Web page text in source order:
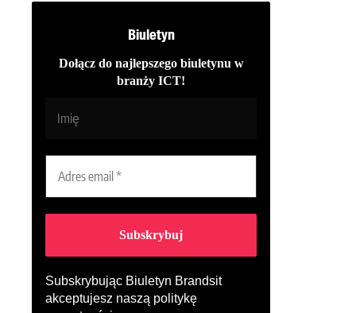
Biuletyn
Dołącz do najlepszego biuletynu w
branży ICT!
Subskrybując Biuletyn Brandsit
akceptujesz naszą politykę